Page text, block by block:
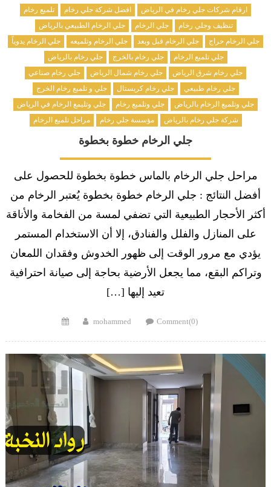
ارقام شركات جلي رخام في الرياض افضل شركة جلي رخام
تلميع رخام
تنظيف وجلي رخام
جلي الرخام
جلي الرخام الطبيعي بالرياض
جلي الرخام حراج
جلي الرخام قبل وبعد جلي الرخام وتلميعه
جلي الرخام يدوياً
جلي تلميع الرخام
جلي رخام بالخرج
جلي رخام بالرياض
جلي رخام شرق الرياض
جلي رخام شمال الرياض
جلي رخام صناعي
جلي رخام طبيعي
جلي رخام كريستال
جلي و تلميع رخام الخرج
جلي وتلميع الرخام بالرياض
جلي وتلميع رخام
جلي وتليمع الرخام في الرياض
شركة جلي رخام بالرياض
مؤسسة جلي رخام مراحل تلميع الرخام
جلي الرخام خطوة بخطوة
مراحل جلي الرخام بالماس خطوة بخطوة للحصول على
أفضل النتائج : جلي الرخام خطوة بخطوة يُعتبر الرخام من
أكثر الأحجار الطبيعية التي تضفي لمسة من الفخامة والأناقة
على المنازل والفلل والفنادق، إلا أن الاستخدام المستمر
يؤدي مع مرور الوقت إلى ظهور الخدوش وفقدان اللمعان
وتراكم البقع، مما يجعل الأرضية بحاجة إلى صيانة احترافية
تعيد إليها […]
Posted Author
mohammed Comment(0)